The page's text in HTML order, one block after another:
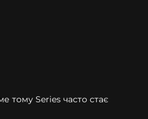
тому Series часто стає